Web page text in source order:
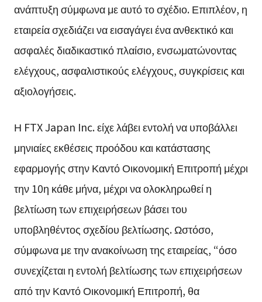
ανάπτυξη σύμφωνα με αυτό το σχέδιο. Επιπλέον, η
εταιρεία σχεδιάζει να εισαγάγει ένα ανθεκτικό και
ασφαλές διαδικαστικό πλαίσιο, ενσωματώνοντας
ελέγχους, ασφαλιστικούς ελέγχους, συγκρίσεις και
αξιολογήσεις.
Η FTX Japan Inc. είχε λάβει εντολή να υποβάλλει
μηνιαίες εκθέσεις προόδου και κατάστασης
εφαρμογής στην Καντό Οικονομική Επιτροπή μέχρι
την 10η κάθε μήνα, μέχρι να ολοκληρωθεί η
βελτίωση των επιχειρήσεων βάσει του
υποβληθέντος σχεδίου βελτίωσης. Ωστόσο,
σύμφωνα με την ανακοίνωση της εταιρείας, “όσο
συνεχίζεται η εντολή βελτίωσης των επιχειρήσεων
από την Καντό Οικονομική Επιτροπή, θα